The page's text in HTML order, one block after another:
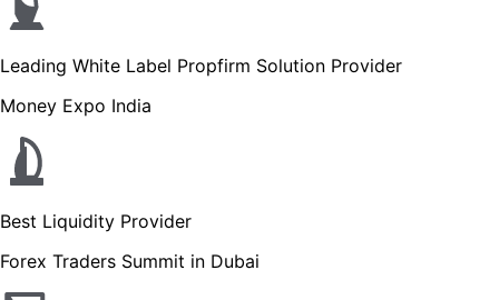
Leading White Label Propfirm Solution Provider
Money Expo India
Best Liquidity Provider
Forex Traders Summit in Dubai